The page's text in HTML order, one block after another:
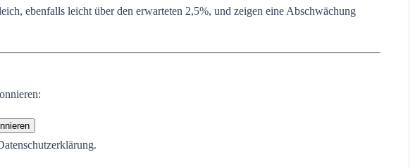
ebenfalls leicht über den erwarteten 2,5%, und zeigen eine Abschwächung